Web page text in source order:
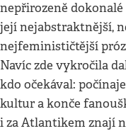
nepřirozeně
její nejabstraktnější,
nejfeminističtější
Navíc zde vykročila
kdo očekával:
kultur a konče
i za Atlantikem znají